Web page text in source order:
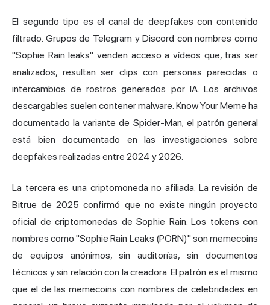
El segundo tipo es el canal de deepfakes con contenido
filtrado. Grupos de Telegram y Discord con nombres como
"Sophie Rain leaks" venden acceso a vídeos que, tras ser
analizados, resultan ser clips con personas parecidas o
intercambios de rostros generados por IA. Los archivos
descargables suelen contener malware. Know Your Meme ha
documentado la variante de Spider-Man; el patrón general
está bien documentado en las investigaciones sobre
deepfakes realizadas entre 2024 y 2026.
La tercera es una criptomoneda no afiliada. La revisión de
Bitrue de 2025 confirmó que no existe ningún proyecto
oficial de criptomonedas de Sophie Rain. Los tokens con
nombres como "Sophie Rain Leaks (PORN)" son memecoins
de equipos anónimos, sin auditorías, sin documentos
técnicos y sin relación con la creadora. El patrón es el mismo
que el de las memecoins con nombres de celebridades en